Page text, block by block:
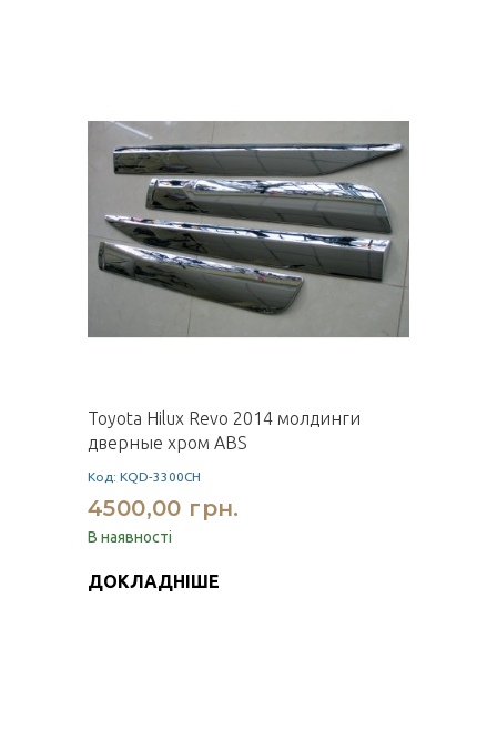
Toyota Hilux Revo 2014 молдинги
дверные хром ABS
Код: KQD-3300CH
4500,00 грн.
В наявності
ДОКЛАДНІШЕ